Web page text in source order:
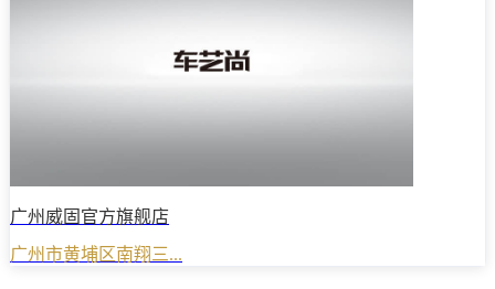
广州威固官方旗舰店
广州市黄埔区南翔三...